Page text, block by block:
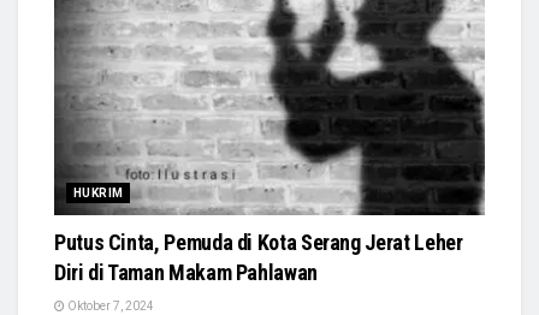
HUKRIM
Putus Cinta, Pemuda di Kota Serang Jerat Leher
Diri di Taman Makam Pahlawan
Oktober 7, 2024